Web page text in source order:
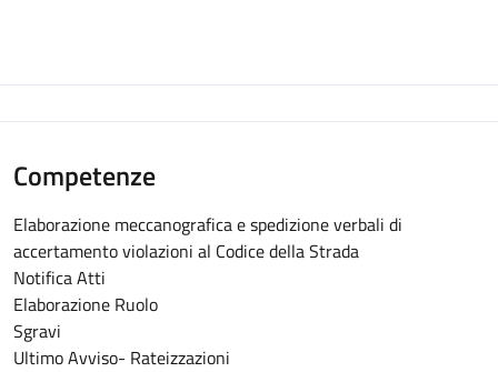
Competenze
Elaborazione meccanografica e spedizione verbali di
accertamento violazioni al Codice della Strada
Notifica Atti
Elaborazione Ruolo
Sgravi
Ultimo Avviso- Rateizzazioni